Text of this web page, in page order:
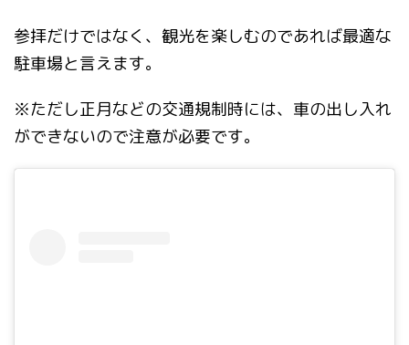
参拝だけではなく、観光を楽しむのであれば最適な
駐車場と言えます。
※ただし正月などの交通規制時には、車の出し入れ
ができないので注意が必要です。